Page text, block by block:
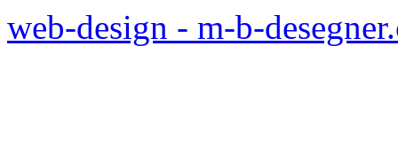
web-design - m-b-